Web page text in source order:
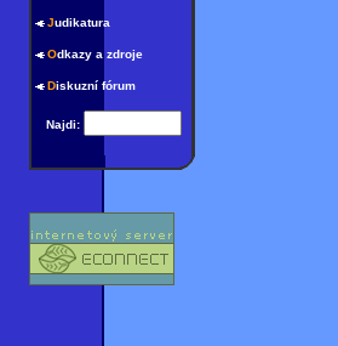
Judikatura
Odkazy a zdroje
Diskuzní fórum
Najdi: